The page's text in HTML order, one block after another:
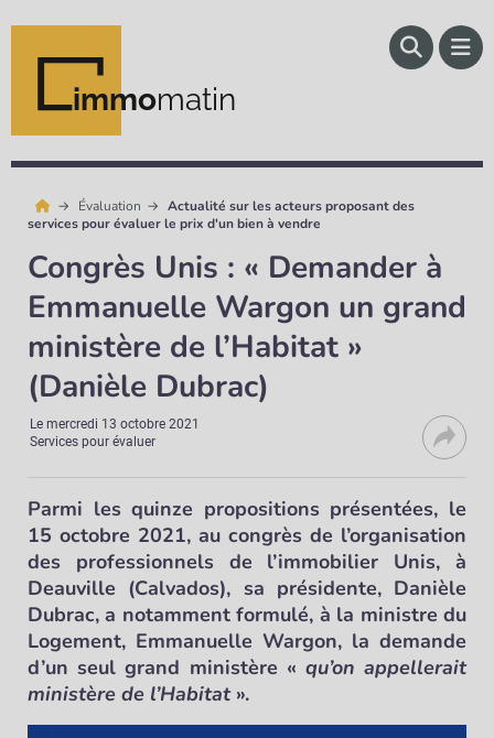
immomatin
Évaluation
Actualité sur les acteurs proposant des
services pour évaluer le prix d'un bien à vendre
Congrès Unis : « Demander à
Emmanuelle Wargon un grand
ministère de l’Habitat »
(Danièle Dubrac)
Lemercredi 13 octobre 2021
Services pour évaluer
Parmi les quinze propositions présentées, le
15 octobre 2021, au congrès de l’organisation
des professionnels de l’immobilier Unis, à
Deauville (Calvados), sa présidente, Danièle
Dubrac, a notamment formulé, à la ministre du
Logement, Emmanuelle Wargon, la demande
d’un seul grand ministère « qu’on appellerait
ministère de l’Habitat».